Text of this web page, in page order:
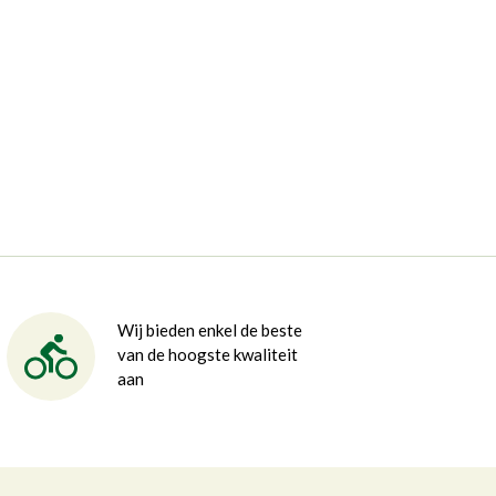
Wij bieden enkel de beste
van de hoogste kwaliteit
aan